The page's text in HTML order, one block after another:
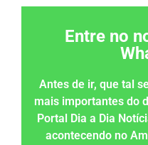
Entre no
Antes de ir, que tal
mais importantes do
Portal Dia a Dia
acontecendo no